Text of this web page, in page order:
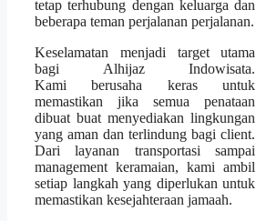
tetap terhubung dengan keluarga dan
beberapa teman perjalanan perjalanan.
Keselamatan menjadi target utama
bagi Alhijaz Indowisata.
Kami berusaha keras untuk
memastikan jika semua penataan
dibuat buat menyediakan lingkungan
yang aman dan terlindung bagi client.
Dari layanan transportasi sampai
management keramaian, kami ambil
setiap langkah yang diperlukan untuk
memastikan kesejahteraan jamaah.